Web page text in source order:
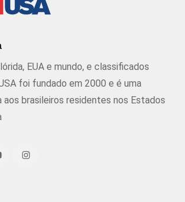
EUA e mundo, e classificados
foi fundado em 2000 e é uma
aos brasileiros residentes nos Estados